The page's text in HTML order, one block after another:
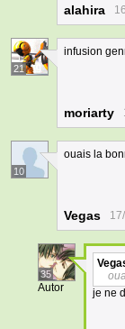
alahira
21
infusion
moriarty
10
ouais la
Vegas
35
Autor
je ne